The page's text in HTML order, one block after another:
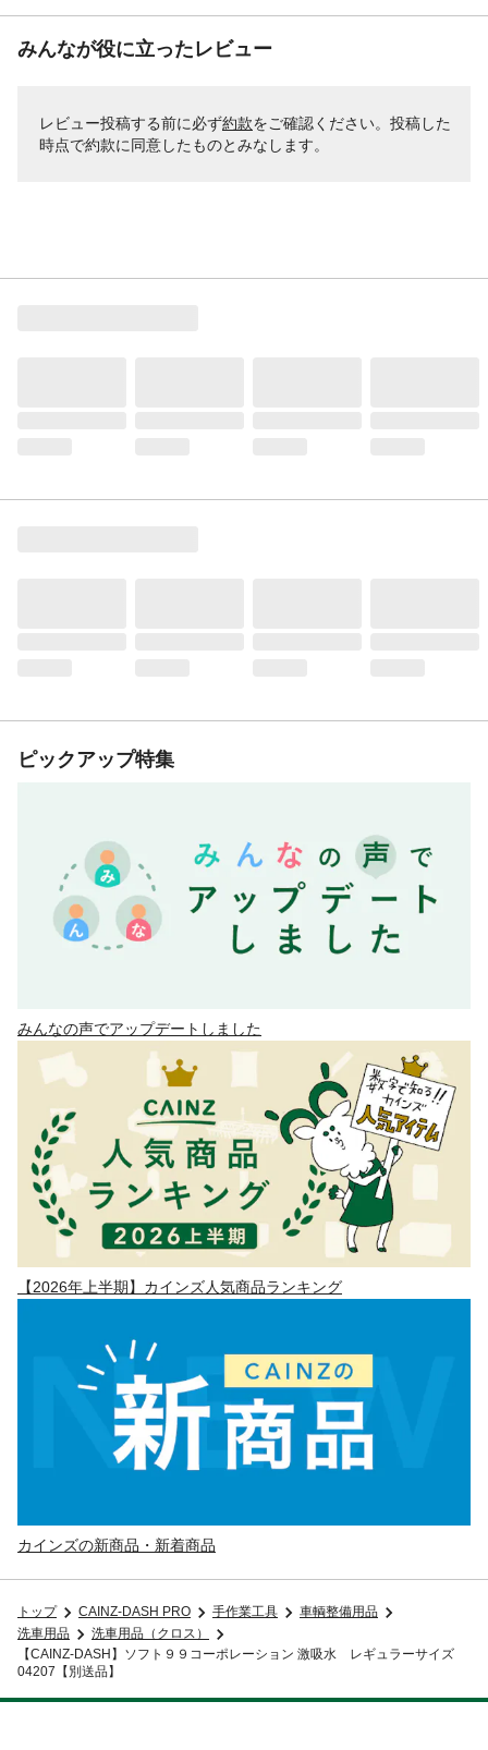
みんなが役に立ったレビュー
レビュー投稿する前に必ず約款をご確認ください。投稿した
時点で約款に同意したものとみなします。
ピックアップ特集
みんなの声でアップデートしました
【2026年上半期】カインズ人気商品ランキング
カインズの新商品・新着商品
トップ CAINZ-DASH PRO 手作業工具
車輌整備用品
洗車用品
洗車用品（クロス）
【CAINZ-DASH】ソフト９９コーポレーション 激吸水 レギュラーサイズ
04207【別送品】